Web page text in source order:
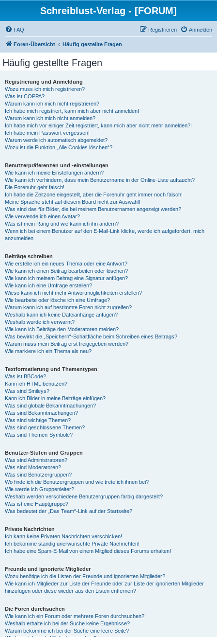
Schreiblust-Verlag - [FORUM]
FAQ Anmelden
Registrieren
Foren-Übersicht Häufig gestellte Fragen
Häufig gestellte Fragen
Registrierung und Anmeldung
Wozu muss ich mich registrieren?
Was ist COPPA?
Warum kann ich mich nicht registrieren?
Ich habe mich registriert, kann mich aber nicht anmelden!
Warum kann ich mich nicht anmelden?
Ich habe mich vor einiger Zeit registriert, kann mich aber nicht mehr anmelden?!
Ich habe mein Passwort vergessen!
Warum werde ich automatisch abgemeldet?
Wozu ist die Funktion „Alle Cookies löschen“?
Benutzerpräferenzen und -einstellungen
Wie kann ich meine Einstellungen ändern?
Wie kann ich verhindern, dass mein Benutzername in der Online-Liste auftaucht?
Die Forenuhr geht falsch!
Ich habe die Zeitzone eingestellt, aber die Forenuhr geht immer noch falsch!
Meine Sprache steht auf diesem Board nicht zur Auswahl!
Was sind das für Bilder, die bei meinem Benutzernamen angezeigt werden?
Wie verwende ich einen Avatar?
Was ist mein Rang und wie kann ich ihn ändern?
Wenn ich bei einem Benutzer auf den E-Mail-Link klicke, werde ich aufgefordert, mich
anzumelden.
Beiträge schreiben
Wie erstelle ich ein neues Thema oder eine Antwort?
Wie kann ich einen Beitrag bearbeiten oder löschen?
Wie kann ich meinem Beitrag eine Signatur anfügen?
Wie kann ich eine Umfrage erstellen?
Wieso kann ich nicht mehr Antwortmöglichkeiten erstellen?
Wie bearbeite oder lösche ich eine Umfrage?
Warum kann ich auf bestimmte Foren nicht zugreifen?
Weshalb kann ich keine Dateianhänge anfügen?
Weshalb wurde ich verwarnt?
Wie kann ich Beiträge den Moderatoren melden?
Was bewirkt die „Speichern“-Schaltfläche beim Schreiben eines Beitrags?
Warum muss mein Beitrag erst freigegeben werden?
Wie markiere ich ein Thema als neu?
Textformatierung und Thementypen
Was ist BBCode?
Kann ich HTML benutzen?
Was sind Smileys?
Kann ich Bilder in meine Beiträge einfügen?
Was sind globale Bekanntmachungen?
Was sind Bekanntmachungen?
Was sind wichtige Themen?
Was sind geschlossene Themen?
Was sind Themen-Symbole?
Benutzer-Stufen und Gruppen
Was sind Administratoren?
Was sind Moderatoren?
Was sind Benutzergruppen?
Wo finde ich die Benutzergruppen und wie trete ich ihnen bei?
Wie werde ich Gruppenleiter?
Weshalb werden verschiedene Benutzergruppen farbig dargestellt?
Was ist eine Hauptgruppe?
Was bedeutet der „Das Team“-Link auf der Startseite?
Private Nachrichten
Ich kann keine Privaten Nachrichten verschicken!
Ich bekomme ständig unerwünschte Private Nachrichten!
Ich habe eine Spam-E-Mail von einem Mitglied dieses Forums erhalten!
Freunde und ignorierte Mitglieder
Wozu benötige ich die Listen der Freunde und ignorierten Mitglieder?
Wie kann ich Mitglieder zur Liste der Freunde oder zur Liste der ignorierten Mitglieder
hinzufügen oder diese wieder aus den Listen entfernen?
Die Foren durchsuchen
Wie kann ich ein Forum oder mehrere Foren durchsuchen?
Weshalb erhalte ich bei der Suche keine Ergebnisse?
Warum bekomme ich bei der Suche eine leere Seite?